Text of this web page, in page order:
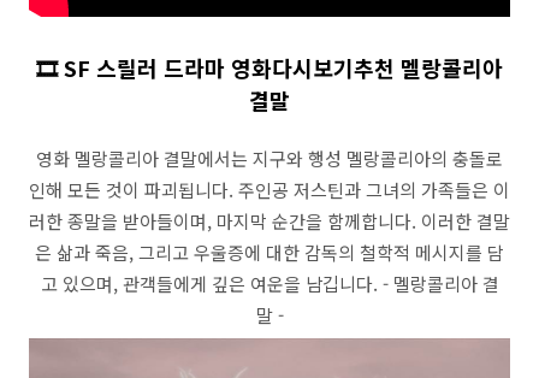
🎞️ SF 스릴러 드라마 영화다시보기추천 멜랑콜리아
결말
영화 멜랑콜리아 결말에서는 지구와 행성 멜랑콜리아의 충돌로
인해 모든 것이 파괴됩니다. 주인공 저스틴과 그녀의 가족들은 이
러한 종말을 받아들이며, 마지막 순간을 함께합니다. 이러한 결말
은 삶과 죽음, 그리고 우울증에 대한 감독의 철학적 메시지를 담
고 있으며, 관객들에게 깊은 여운을 남깁니다. - 멜랑콜리아 결
말 -